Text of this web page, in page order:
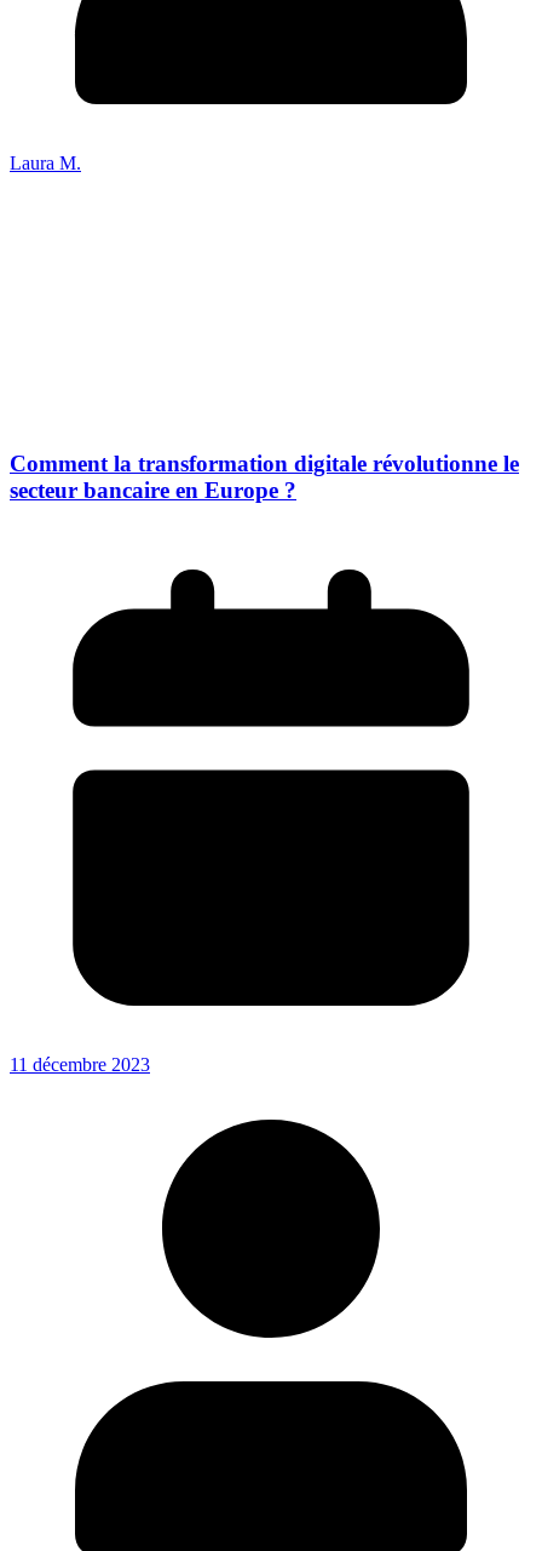
Laura M.
Comment la transformation digitale révolutionne le
secteur bancaire en Europe ?
11 décembre 2023